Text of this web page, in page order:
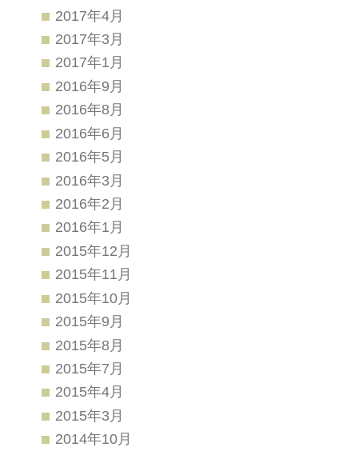
2017年4月
2017年3月
2017年1月
2016年9月
2016年8月
2016年6月
2016年5月
2016年3月
2016年2月
2016年1月
2015年12月
2015年11月
2015年10月
2015年9月
2015年8月
2015年7月
2015年4月
2015年3月
2014年10月